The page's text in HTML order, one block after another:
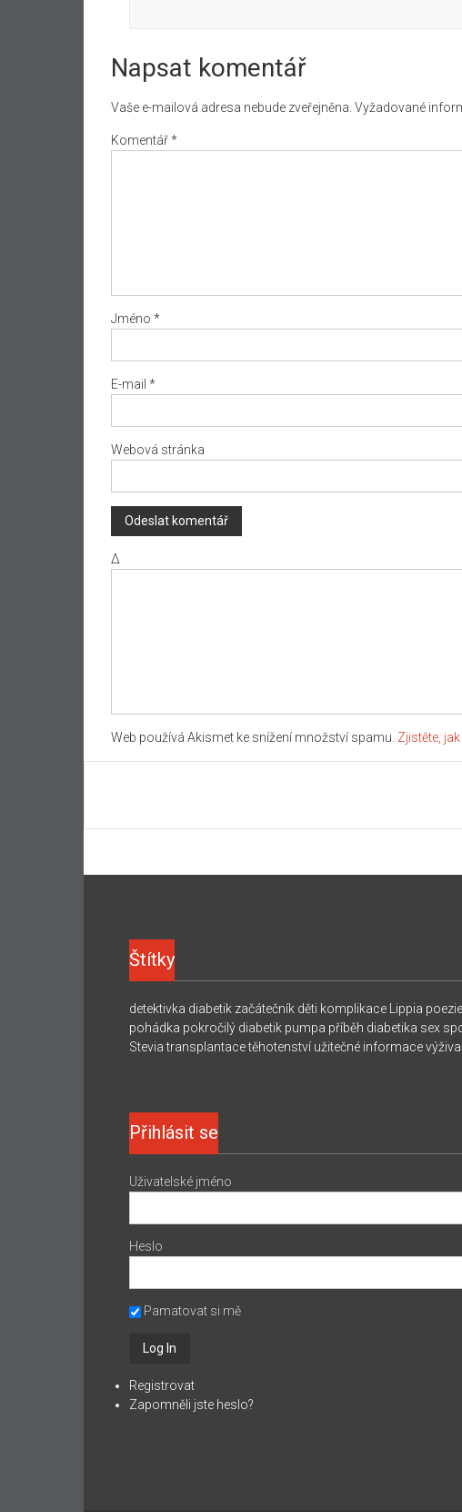
Napsat komentář
Vaše e-mailová adresa nebude zveřejněna. Vyžadované
Komentář*
Jméno *
E-mail *
Webová stránka
Δ
Web používá Akismet ke snížení množství spamu. Zjistěte,
Štítky
detektivka diabetik začátečník děti komplikace Lippia poezie
pohádka pokročilý diabetik pumpa příběh diabetika sex
Stevia transplantace těhotenství užitečné informace výživa
Přihlásit se
Uživatelské jméno
Heslo
Pamatovat si mě
Registrovat
Zapomněli jste heslo?